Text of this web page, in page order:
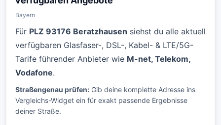
Bayern
Für PLZ 93176 Beratzhausen siehst du alle aktuell
verfügbaren Glasfaser-, DSL-, Kabel- & LTE/5G-
Tarife führender Anbieter wie M-net, Telekom,
Vodafone.
Straßengenau prüfen: Gib deine komplette Adresse ins
Vergleichs-Widget ein für exakt passende Ergebnisse
deiner Straße.